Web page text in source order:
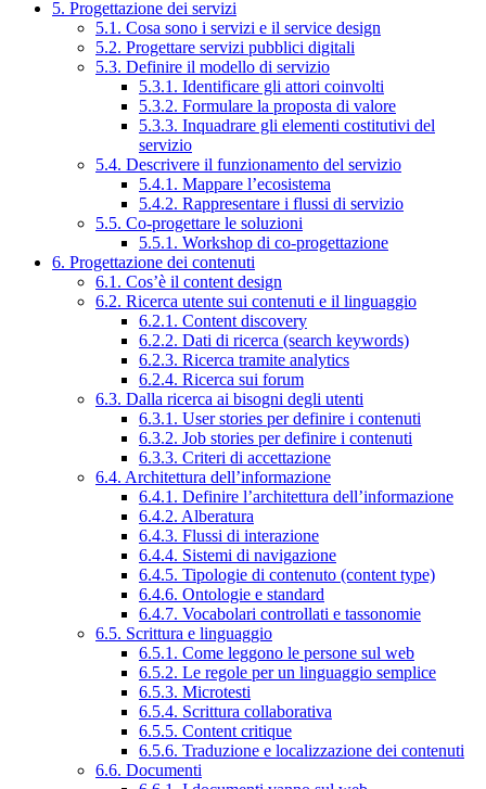
5. Progettazione dei servizi
5.1. Cosa sono i servizi e il service design
5.2. Progettare servizi pubblici digitali
5.3. Definire il modello di servizio
5.3.1. Identificare gli attori coinvolti
5.3.2. Formulare la proposta di valore
5.3.3. Inquadrare gli elementi costitutivi del
servizio
5.4. Descrivere il funzionamento del servizio
5.4.1. Mappare l’ecosistema
5.4.2. Rappresentare i flussi di servizio
5.5. Co-progettare le soluzioni
5.5.1. Workshop di co-progettazione
6. Progettazione dei contenuti
6.1. Cos’è il content design
6.2. Ricerca utente sui contenuti e il linguaggio
6.2.1. Content discovery
6.2.2. Dati di ricerca (search keywords)
6.2.3. Ricerca tramite analytics
6.2.4. Ricerca sui forum
6.3. Dalla ricerca ai bisogni degli utenti
6.3.1. User stories per definire i contenuti
6.3.2. Job stories per definire i contenuti
6.3.3. Criteri di accettazione
6.4. Architettura dell’informazione
6.4.1. Definire l’architettura dell’informazione
6.4.2. Alberatura
6.4.3. Flussi di interazione
6.4.4. Sistemi di navigazione
6.4.5. Tipologie di contenuto (content type)
6.4.6. Ontologie e standard
6.4.7. Vocabolari controllati e tassonomie
6.5. Scrittura e linguaggio
6.5.1. Come leggono le persone sul web
6.5.2. Le regole per un linguaggio semplice
6.5.3. Microtesti
6.5.4. Scrittura collaborativa
6.5.5. Content critique
6.5.6. Traduzione e localizzazione dei contenuti
6.6. Documenti